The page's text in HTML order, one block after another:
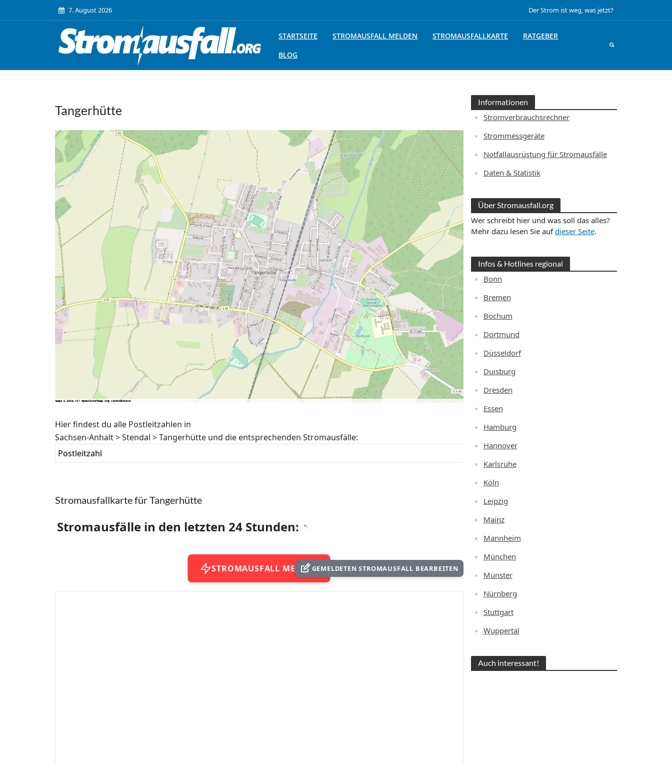
7. August 2026 Der Strom ist weg, was jetzt?
STARTSEITE STROMAUSFALL MELDEN STROMAUSFALLKARTE
RATGEBER
BLOG
Tangerhütte
Hier findest du alle Postleitzahlen in
Sachsen-Anhalt > Stendal > Tangerhütte und die entsprechenden Stromausfälle:
Postleitzahl
Stromausfallkarte für Tangerhütte
Stromausfälle in den letzten 24 Stunden:
STROMAUSFALL MELDENGEMELDETEN STROMAUSFALL BEARBEITEN
Informationen
Stromverbrauchsrechner
Strommessgeräte
Notfallausrüstung für Stromausfälle
Daten & Statistik
Über Stromausfall.org
Wer schreibt hier und was soll das alles?
Mehr dazu lesen Sie aufdieser Seite.
Infos & Hotlines regional
Bonn
Bremen
Bochum
Dortmund
Düsseldorf
Duisburg
Dresden
Essen
Hamburg
Hannover
Karlsruhe
Köln
Leipzig
Mainz
Mannheim
München
Münster
Nürnberg
Stuttgart
Wuppertal
Auch interessant!